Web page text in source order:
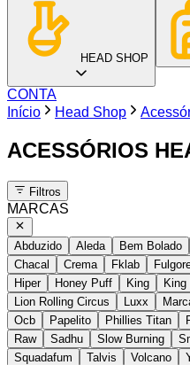
HEAD SHOP
CONTA
Início
Head Shop
ACESSÓRIOS
Filtros
MARCAS
Abduzido Aleda Bem Bolado
Chacal
Crema Fklab
Hiper
Honey Puff King
Lion Rolling Circus
Luxx
Ocb
Papelito Phillies Titan
Raw
Sadhu Slow Burning
Squadafum
Talvis Volcano